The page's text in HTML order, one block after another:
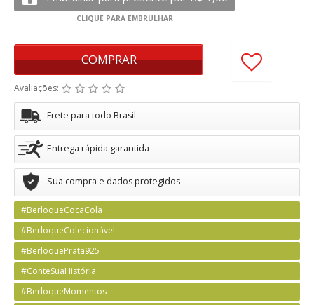
COMPRAR
Avaliações:
Frete para todo Brasil
Entrega rápida garantida
Sua compra e dados protegidos
#BerloqueCocaCola
#BerloqueColecionável
#BerloquePrata925
#ConteSuaHistória
#BerloqueMomentos